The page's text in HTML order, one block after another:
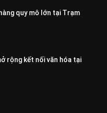
quy mô lớn tại Trạm
rộng kết nối văn hóa tại